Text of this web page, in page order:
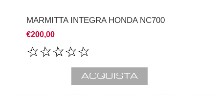
MARMITTA INTEGRA HONDA NC700
€200,00